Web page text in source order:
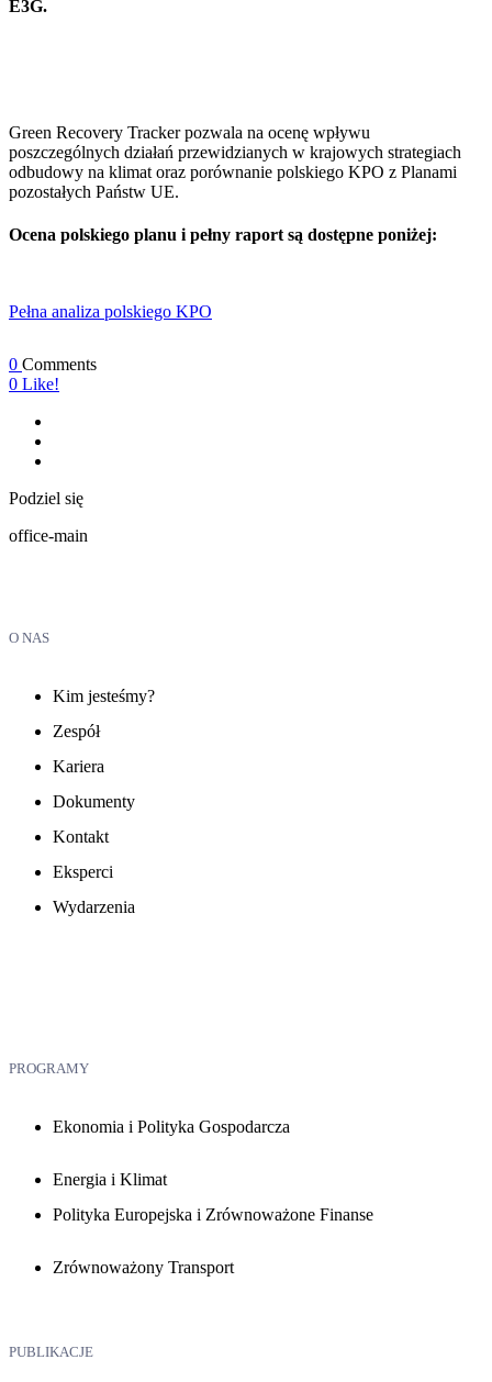
E3G.
Green Recovery Tracker pozwala na ocenę wpływu
poszczególnych działań przewidzianych w krajowych strategiach
odbudowy na klimat oraz porównanie polskiego KPO z Planami
pozostałych Państw UE.
Ocena polskiego planu i pełny raport są dostępne poniżej:
Pełna analiza polskiego KPO
0 Comments
0 Like!
Podziel się
office-main
O NAS
Kim jesteśmy?
Zespół
Kariera
Dokumenty
Kontakt
Eksperci
Wydarzenia
PROGRAMY
Ekonomia i Polityka Gospodarcza
Energia i Klimat
Polityka Europejska i Zrównoważone Finanse
Zrównoważony Transport
PUBLIKACJE